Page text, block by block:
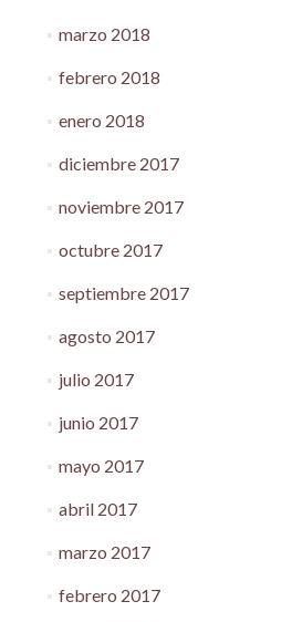
marzo 2018
febrero 2018
enero 2018
diciembre 2017
noviembre 2017
octubre 2017
septiembre 2017
agosto 2017
julio 2017
junio 2017
mayo 2017
abril 2017
marzo 2017
febrero 2017